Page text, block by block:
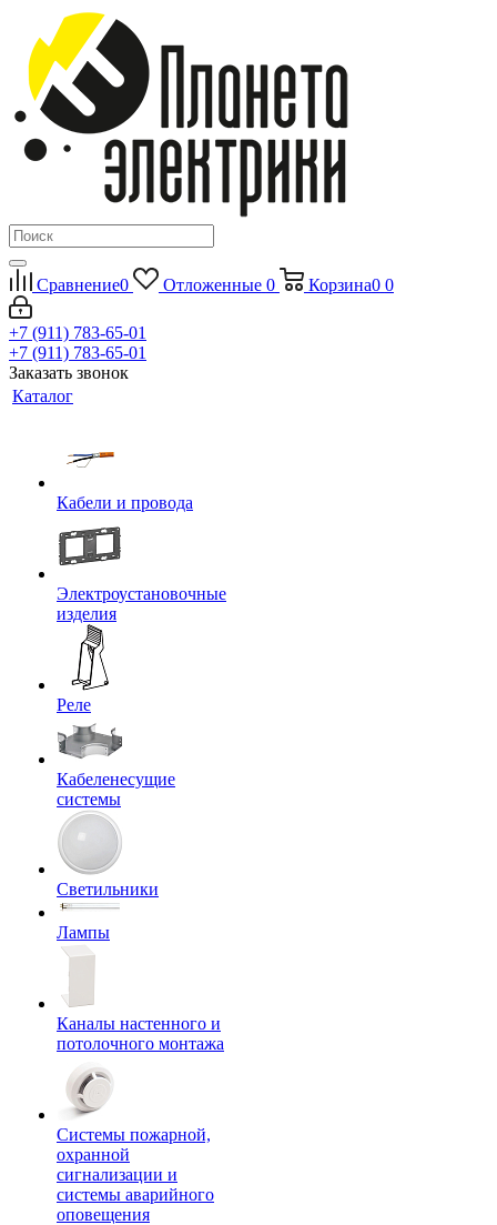
Сравнение0 Отложенные 0 Корзина0 0
+7 (911) 783-65-01
+7 (911) 783-65-01
Заказать звонок
Каталог
Кабели и провода
Электроустановочные
изделия
Реле
Кабеленесущие
системы
Светильники
Лампы
Каналы настенного и
потолочного монтажа
Системы пожарной,
охранной
сигнализации и
системы аварийного
оповещения